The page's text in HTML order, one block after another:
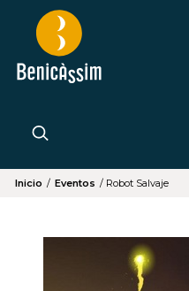
Inicio / Eventos / Robot Salvaje